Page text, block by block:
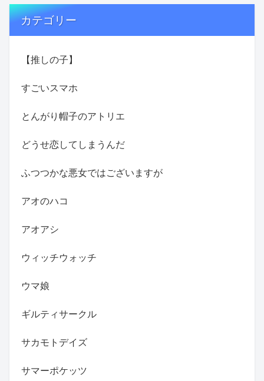
カテゴリー
【推しの子】
すごいスマホ
とんがり帽子のアトリエ
どうせ恋してしまうんだ
ふつつかな悪女ではございますが
アオのハコ
アオアシ
ウィッチウォッチ
ウマ娘
ギルティサークル
サカモトデイズ
サマーポケッツ